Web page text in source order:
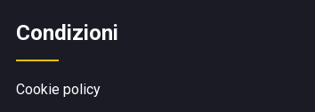
Condizioni
Cookie policy